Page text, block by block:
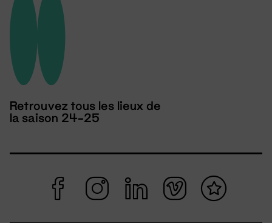
Retrouvez tous les lieux de
la saison 24-25